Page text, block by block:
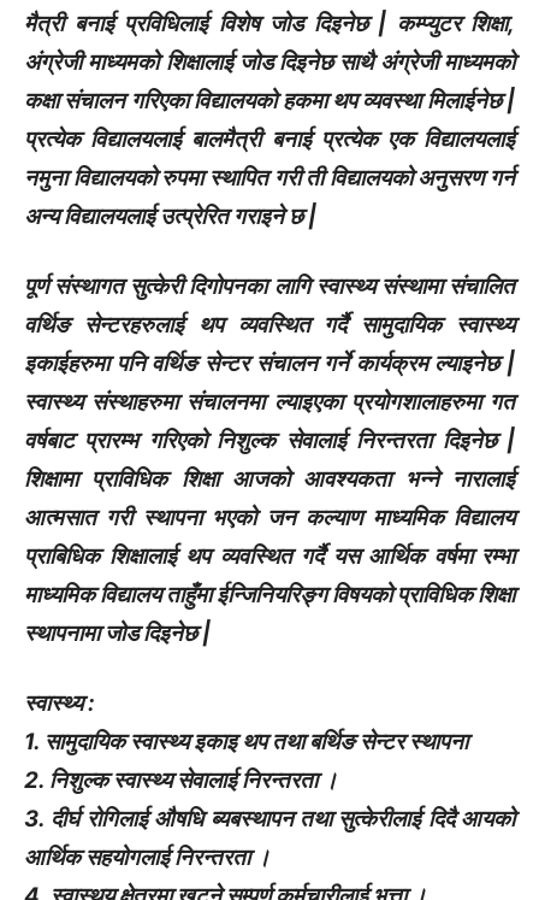
मैत्री बनाई प्रविधिलाई विशेष जोड दिइनेछ | कम्प्युटर शिक्षा,
अंग्रेजी माध्यमको शिक्षालाई जोड दिइनेछ साथै अंग्रेजी माध्यमको
कक्षा संचालन गरिएका विद्यालयको हकमा थप व्यवस्था मिलाईनेछ |
प्रत्येक विद्यालयलाई बालमैत्री बनाई प्रत्येक एक विद्यालयलाई
नमुना विद्यालयको रुपमा स्थापित गरी ती विद्यालयको अनुसरण गर्न
अन्य विद्यालयलाई उत्प्रेरित गराइने छ |
पूर्ण संस्थागत सुत्केरी दिगोपनका लागि स्वास्थ्य संस्थामा संचालित
वर्थिङ सेन्टरहरुलाई थप व्यवस्थित गर्दै सामुदायिक स्वास्थ्य
इकाईहरुमा पनि वर्थिङ सेन्टर संचालन गर्ने कार्यक्रम ल्याइनेछ |
स्वास्थ्य संस्थाहरुमा संचालनमा ल्याइएका प्रयोगशालाहरुमा गत
वर्षबाट प्रारम्भ गरिएको निशुल्क सेवालाई निरन्तरता दिइनेछ |
शिक्षामा प्राविधिक शिक्षा आजको आवश्यकता भन्ने नारालाई
आत्मसात गरी स्थापना भएको जन कल्याण माध्यमिक विद्यालय
प्राबिधिक शिक्षालाई थप व्यवस्थित गर्दै यस आर्थिक वर्षमा रम्भा
माध्यमिक विद्यालय ताहुँमा ईन्जिनियरिङ्ग विषयको प्राविधिक शिक्षा
स्थापनामा जोड दिइनेछ |
स्वास्थ्य :
1. सामुदायिक स्वास्थ्य इकाइ थप तथा बर्थिङ सेन्टर स्थापना
2. निशुल्क स्वास्थ्य सेवालाई निरन्तरता ।
3. दीर्घ रोगिलाई औषधि ब्यबस्थापन तथा सुत्केरीलाई दिदै आयको
आर्थिक सहयोगलाई निरन्तरता ।